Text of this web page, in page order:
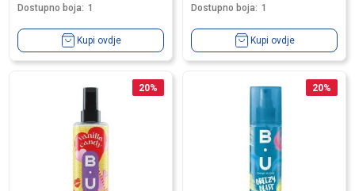
Dostupno boja: 1
Kupi ovdje
Dostupno boja: 1
Kupi ovdje
20% 20%